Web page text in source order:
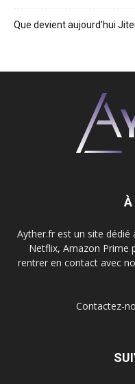
Que devient aujourd’hui
À
Ayther.fr est un site dédié
Netflix, Amazon Prime
rentrer en contact avec
Contactez-